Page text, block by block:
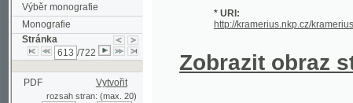
Monografie
Stránka
/722
PDF Vytvořit
rozsah stran: (max. 20)
http://kramerius.nkp.cz/kramerius/
Zobrazit obraz